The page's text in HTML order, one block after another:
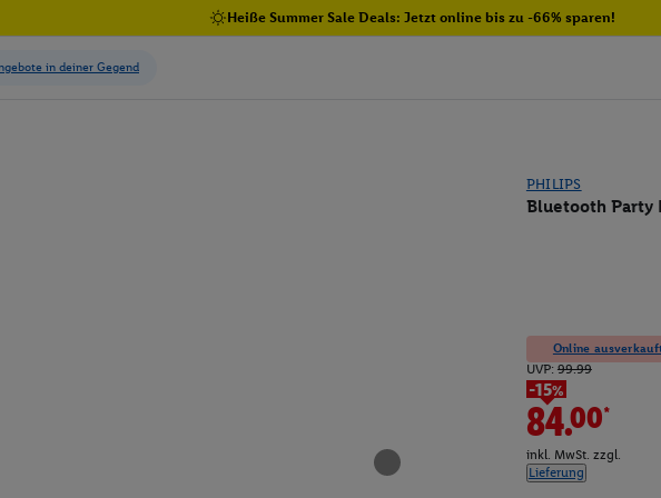
Heiße Summer Sale Deals: Jetzt online bis zu -66% sparen!
PHILIPS
Bluetooth Party
Online
UVP: 99.99
-15%
84.00*
inkl. MwSt. zzgl.
Lieferung